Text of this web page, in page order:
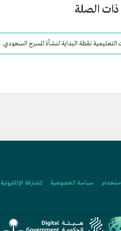
ذات الصلة
التعليمية نقطة البداية لنشأة المسرح السعودي.
سياسة الخصوصية المشاركة الإلكترونية